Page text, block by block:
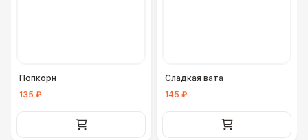
Попкорн
135 ₽
Сладкая вата
145 ₽